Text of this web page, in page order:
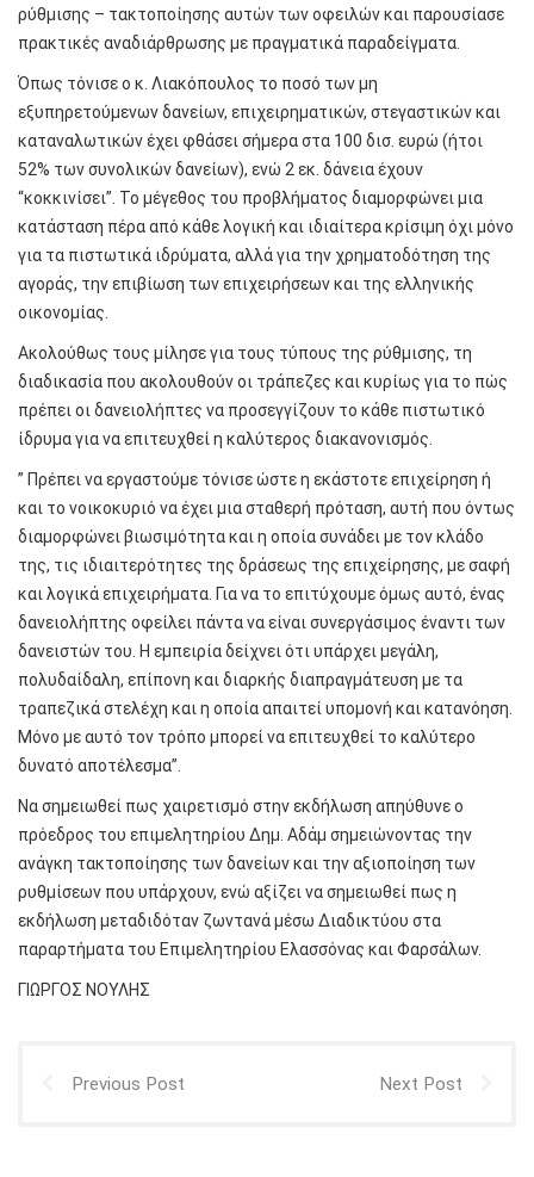
ρύθμισης – τακτοποίησης αυτών των οφειλών και παρουσίασε
πρακτικές αναδιάρθρωσης με πραγματικά παραδείγματα.
Όπως τόνισε ο κ. Λιακόπουλος το ποσό των μη
εξυπηρετούμενων δανείων, επιχειρηματικών, στεγαστικών και
καταναλωτικών έχει φθάσει σήμερα στα 100 δισ. ευρώ (ήτοι
52% των συνολικών δανείων), ενώ 2 εκ. δάνεια έχουν
“κοκκινίσει”. Το μέγεθος του προβλήματος διαμορφώνει μια
κατάσταση πέρα από κάθε λογική και ιδιαίτερα κρίσιμη όχι μόνο
για τα πιστωτικά ιδρύματα, αλλά για την χρηματοδότηση της
αγοράς, την επιβίωση των επιχειρήσεων και της ελληνικής
οικονομίας.
Ακολούθως τους μίλησε για τους τύπους της ρύθμισης, τη
διαδικασία που ακολουθούν οι τράπεζες και κυρίως για το πώς
πρέπει οι δανειολήπτες να προσεγγίζουν το κάθε πιστωτικό
ίδρυμα για να επιτευχθεί η καλύτερος διακανονισμός.
” Πρέπει να εργαστούμε τόνισε ώστε η εκάστοτε επιχείρηση ή
και το νοικοκυριό να έχει μια σταθερή πρόταση, αυτή που όντως
διαμορφώνει βιωσιμότητα και η οποία συνάδει με τον κλάδο
της, τις ιδιαιτερότητες της δράσεως της επιχείρησης, με σαφή
και λογικά επιχειρήματα. Για να το επιτύχουμε όμως αυτό, ένας
δανειολήπτης οφείλει πάντα να είναι συνεργάσιμος έναντι των
δανειστών του. Η εμπειρία δείχνει ότι υπάρχει μεγάλη,
πολυδαίδαλη, επίπονη και διαρκής διαπραγμάτευση με τα
τραπεζικά στελέχη και η οποία απαιτεί υπομονή και κατανόηση.
Μόνο με αυτό τον τρόπο μπορεί να επιτευχθεί το καλύτερο
δυνατό αποτέλεσμα”.
Να σημειωθεί πως χαιρετισμό στην εκδήλωση απηύθυνε ο
πρόεδρος του επιμελητηρίου Δημ. Αδάμ σημειώνοντας την
ανάγκη τακτοποίησης των δανείων και την αξιοποίηση των
ρυθμίσεων που υπάρχουν, ενώ αξίζει να σημειωθεί πως η
εκδήλωση μεταδιδόταν ζωντανά μέσω Διαδικτύου στα
παραρτήματα του Επιμελητηρίου Ελασσόνας και Φαρσάλων.
ΓΙΩΡΓΟΣ ΝΟΥΛΗΣ
Previous Post Next Post